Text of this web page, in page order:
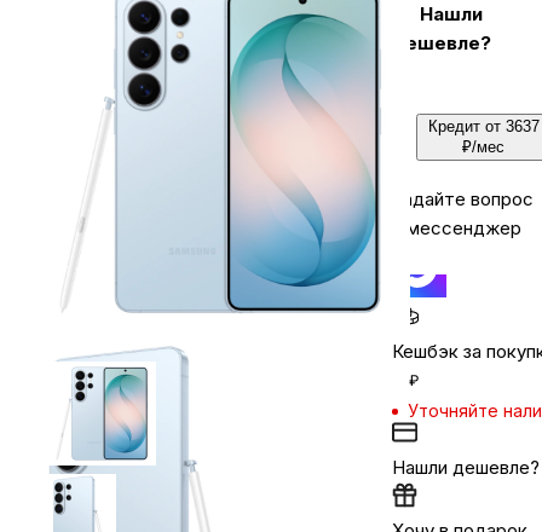
Для дома и дачи
LEGO
Для домашних питомцев
Умный дом и безопасность
Автомобильные аксессуары
Сервисный центр Apple в Самаре
Подарочные сертификаты
Нашли
дешевле?
Кредит от 3637
₽/мес
Задайте вопрос
в мессенджер
Кешбэк за
₽
Уточняйте
Нашли дешевле?